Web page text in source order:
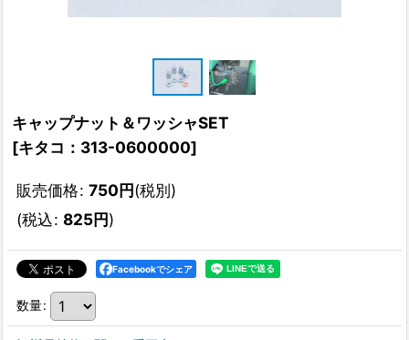
キャップナット＆ワッシャSET
[キタコ：313-0600000]
販売価格: 750円(税別)
(税込: 825円)
Facebookでシェア
数量: